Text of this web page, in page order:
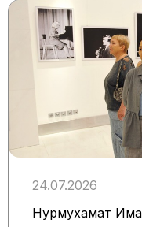
24.07.2026
Нурмухамат